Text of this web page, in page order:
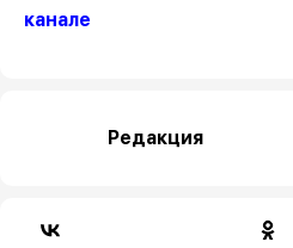
канале
Редакция